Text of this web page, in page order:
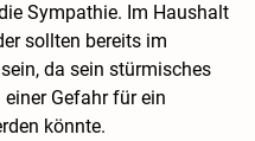
Sympathie. Im Haushalt
sollten bereits im
da sein stürmisches
Gefahr für ein
könnte.